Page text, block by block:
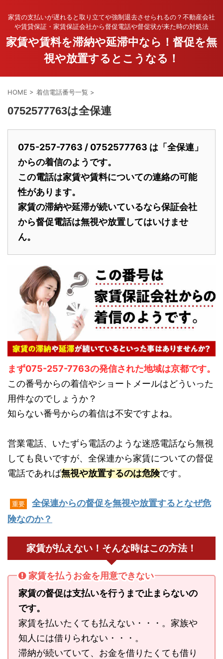
家賃の支払いが遅れると取り立てや強制退去させられるの？不動産会社
や賃貸保証・家賃保証会社から督促電話や督促状が来た時の対処法
家賃や賃料を滞納や延滞中なら！督促を無
視や放置するとこうなる！
HOME > 着信電話番号一覧 >
0752577763は全保連
075-257-7763 / 0752577763 は「全保連」
からの着信のようです。
この電話は家賃や賃料についての連絡の可能
性があります。
家賃の滞納や延滞が続いているなら保証会社
から督促電話は無視や放置してはいけませ
ん。
まず075-257-7763の発信された地域は京都です。
この番号からの着信やショートメールはどういった
用件なのでしょうか？
知らない番号からの着信は不安ですよね。
営業電話、いたずら電話のような迷惑電話なら無視
しても良いですが、全保連から家賃についての督促
電話であれば無視や放置するのは危険です。
重要
全保連からの督促を無視や放置するとなぜ危
険なのか？
家賃が払えない！そんな時はこの方法！
家賃を払うお金を用意できない
家賃の督促は支払いを行うまで止まらないの
です。
家賃を払いたくても払えない・・・。家族や
知人には借りられない・・・。
滞納が続いていて、お金を借りたくても借り